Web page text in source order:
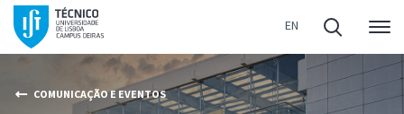
COMUNICAÇÃO E EVENTOS